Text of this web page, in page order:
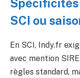
Spécificités
SCI ou
En SCI, Indy.fr
avec mention
règles standard,